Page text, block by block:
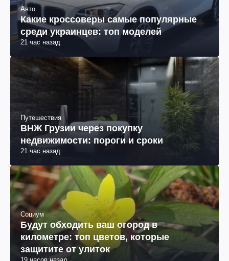
Авто
Какие кроссоверы самые популярные
среди украинцев: топ моделей
21 час назад
Путешествия
ВНЖ Грузии через покупку
недвижимости: пороги и сроки
21 час назад
Социум
Будут обходить ваш огород в
километре: топ цветов, которые
защитите от улиток